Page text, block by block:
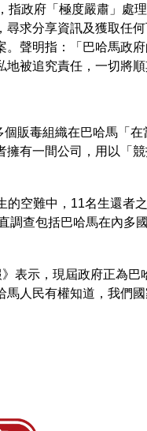
指政府「極度嚴肅」處
尋求分享資訊及獲取任
。聲明指：「巴哈馬政
地被追究責任，一切將順
販毒組織在巴哈馬「在
擁有一間公司，用以「
的空難中，11名生還者
調查包括巴哈馬在內多
表示，現屆政府正為巴
馬人民有權知道，我們